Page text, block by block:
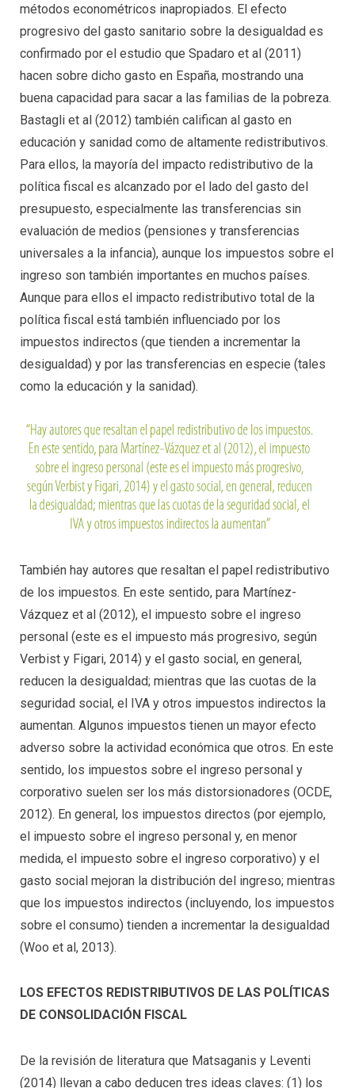
métodos econométricos inapropiados. El efecto
progresivo del gasto sanitario sobre la desigualdad es
confirmado por el estudio que Spadaro et al (2011)
hacen sobre dicho gasto en España, mostrando una
buena capacidad para sacar a las familias de la pobreza.
Bastagli et al (2012) también califican al gasto en
educación y sanidad como de altamente redistributivos.
Para ellos, la mayoría del impacto redistributivo de la
política fiscal es alcanzado por el lado del gasto del
presupuesto, especialmente las transferencias sin
evaluación de medios (pensiones y transferencias
universales a la infancia), aunque los impuestos sobre el
ingreso son también importantes en muchos países.
Aunque para ellos el impacto redistributivo total de la
política fiscal está también influenciado por los
impuestos indirectos (que tienden a incrementar la
desigualdad) y por las transferencias en especie (tales
como la educación y la sanidad).
También hay autores que resaltan el papel redistributivo
de los impuestos. En este sentido, para Martínez-
Vázquez et al (2012), el impuesto sobre el ingreso
personal (este es el impuesto más progresivo, según
Verbist y Figari, 2014) y el gasto social, en general,
reducen la desigualdad; mientras que las cuotas de la
seguridad social, el IVA y otros impuestos indirectos la
aumentan. Algunos impuestos tienen un mayor efecto
adverso sobre la actividad económica que otros. En este
sentido, los impuestos sobre el ingreso personal y
corporativo suelen ser los más distorsionadores (OCDE,
2012). En general, los impuestos directos (por ejemplo,
el impuesto sobre el ingreso personal y, en menor
medida, el impuesto sobre el ingreso corporativo) y el
gasto social mejoran la distribución del ingreso; mientras
que los impuestos indirectos (incluyendo, los impuestos
sobre el consumo) tienden a incrementar la desigualdad
(Woo et al, 2013).
LOS EFECTOS REDISTRIBUTIVOS DE LAS POLÍTICAS
DE CONSOLIDACIÓN FISCAL
De la revisión de literatura que Matsaganis y Leventi
(2014) llevan a cabo deducen tres ideas claves: (1) los